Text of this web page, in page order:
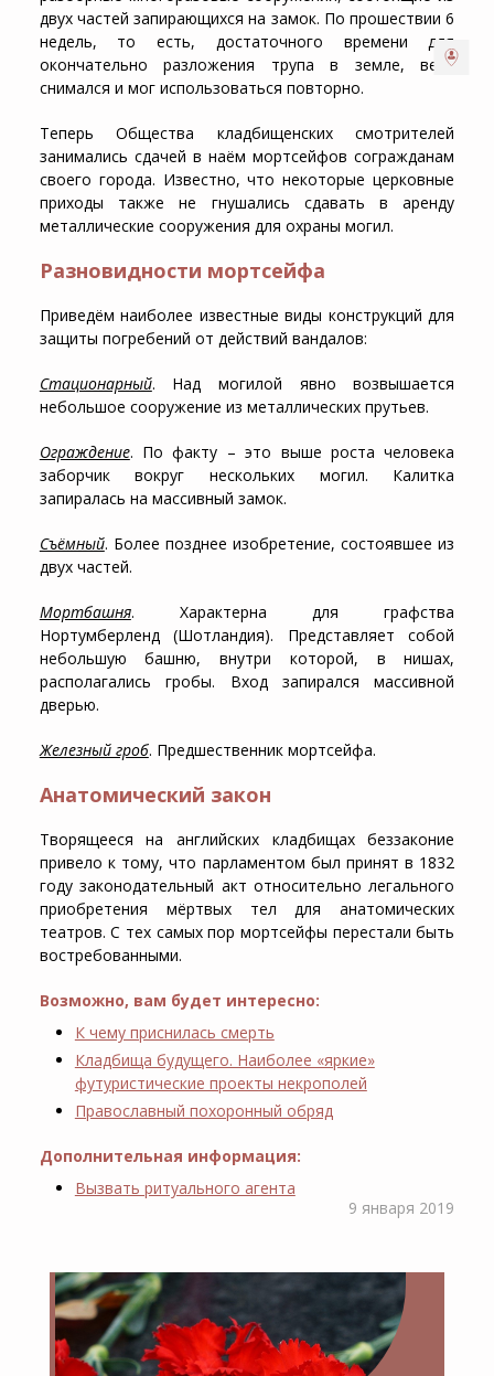
двух частей запирающихся на замок. По прошествии 6
недель, то есть, достаточного времени для
окончательно разложения трупа в земле, верх
снимался и мог использоваться повторно.
Теперь Общества кладбищенских смотрителей
занимались сдачей в наём мортсейфов согражданам
своего города. Известно, что некоторые церковные
приходы также не гнушались сдавать в аренду
металлические сооружения для охраны могил.
Разновидности мортсейфа
Приведём наиболее известные виды конструкций для
защиты погребений от действий вандалов:
Стационарный. Над могилой явно возвышается
небольшое сооружение из металлических прутьев.
Ограждение. По факту – это выше роста человека
заборчик вокруг нескольких могил. Калитка
запиралась на массивный замок.
Съёмный. Более позднее изобретение, состоявшее из
двух частей.
Мортбашня. Характерна для графства
Нортумберленд (Шотландия). Представляет собой
небольшую башню, внутри которой, в нишах,
располагались гробы. Вход запирался массивной
дверью.
Железный гроб. Предшественник мортсейфа.
Анатомический закон
Творящееся на английских кладбищах беззаконие
привело к тому, что парламентом был принят в 1832
году законодательный акт относительно легального
приобретения мёртвых тел для анатомических
театров. С тех самых пор мортсейфы перестали быть
востребованными.
Возможно, вам будет интересно:
К чему приснилась смерть
Кладбища будущего. Наиболее «яркие»
футуристические проекты некрополей
Православный похоронный обряд
Дополнительная информация:
Вызвать ритуального агента
9 января 2019